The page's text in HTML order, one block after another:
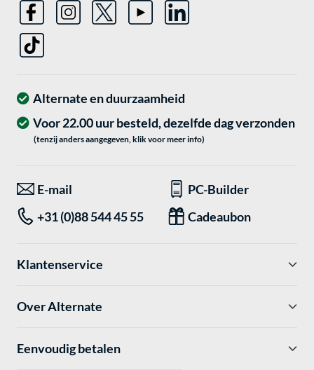
Alternate en duurzaamheid
Voor 22.00 uur besteld, dezelfde dag verzonden
(tenzij anders aangegeven, klik voor meer info)
E-mail
PC-Builder
+31 (0)88 544 45 55
Cadeaubon
Klantenservice
Over Alternate
Eenvoudig betalen